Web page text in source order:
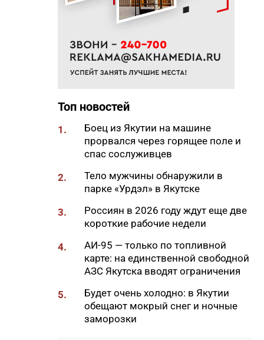
лесоклиматический проект
семь лесных пожаров
10:00
Вид сверху лучше: история
машиниста крана Владимира
09:56
Отключения света, воды и газа
пройдут в Якутске 7 августа
Штукатур-маляр Галина
Соловьева: когда отделка
становится искусством
«Строить там, где другие не
решаются»: 30 лет работы
компании «Кинг-95» в Якутии
09:11
В Нерюнгри мужчину убили
ножом в собственной
квартире
09:00
Владимир Путин поручил
создать кластер по огранке
алмазов в Якутии и
Смоленской области
Топ новостей
1.
Боец из Якутии на машине
прорвался через горящее поле и
спас сослуживцев
2.
Тело мужчины обнаружили в
парке «Урдэл» в Якутске
3.
Россиян в 2026 году ждут еще две
короткие рабочие недели
4.
АИ-95 — только по топливной
карте: на единственной свободной
АЗС Якутска вводят ограничения
5.
Будет очень холодно: в Якутии
обещают мокрый снег и ночные
заморозки